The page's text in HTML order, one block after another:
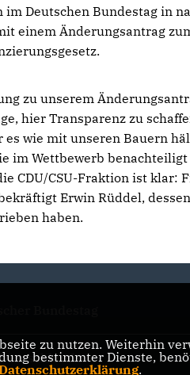
im Deutschen Bundestag in
einem Änderungsantrag
zu unserem
hier Transparenz zu
es wie mit unseren Bauern
im Wettbewerb benachteiligt
CDU/CSU-Fraktion ist klar:
Erwin Rüddel,
haben.
zu nutzen. Weiterhin
bestimmter Dienste,
.